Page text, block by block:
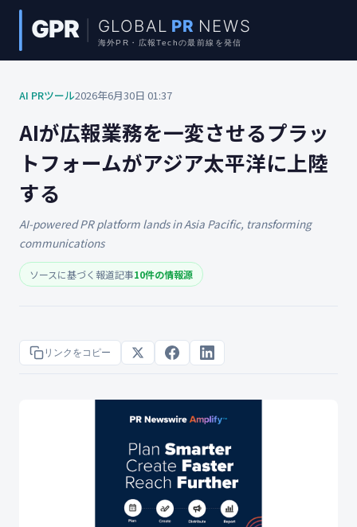
AI PRツール2026年6月30日 01:37
AIが広報業務を一変させるプラッ
トフォームがアジア太平洋に上陸
する
AI-powered PR platform lands in Asia Pacific, transforming
communications
ソースに基づく報道記事10件の情報源
リンクをコピー